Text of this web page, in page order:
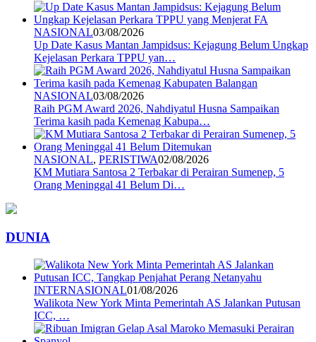
NASIONAL03/08/2026
Up Date Kasus Mantan Jampidsus: Kejagung Belum Ungkap
Kejelasan Perkara TPPU yan…
NASIONAL03/08/2026
Raih PGM Award 2026, Nahdiyatul Husna Sampaikan
Terima kasih pada Kemenag Kabupa…
NASIONAL, PERISTIWA02/08/2026
KM Mutiara Santosa 2 Terbakar di Perairan Sumenep, 5
Orang Meninggal 41 Belum Di…
DUNIA
INTERNASIONAL01/08/2026
Walikota New York Minta Pemerintah AS Jalankan Putusan
ICC, …